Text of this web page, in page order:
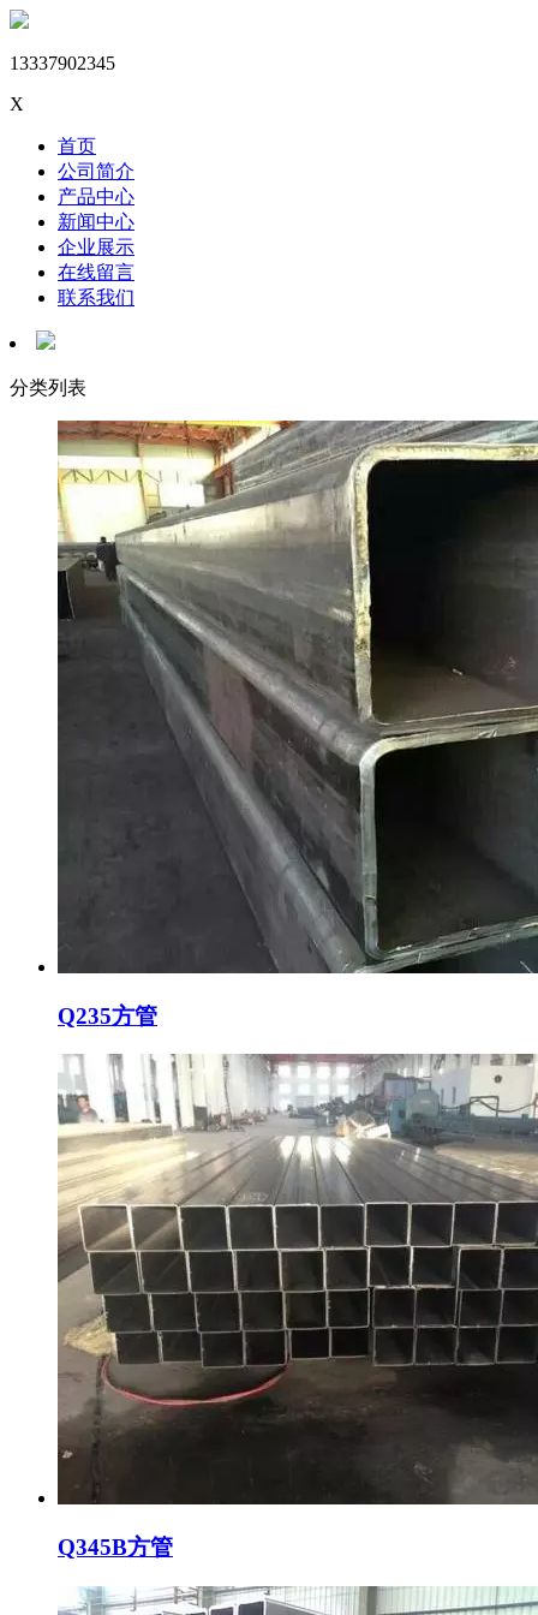
13337902345
X
首页
公司简介
产品中心
新闻中心
企业展示
在线留言
联系我们
分类列表
Q235方管
Q345B方管